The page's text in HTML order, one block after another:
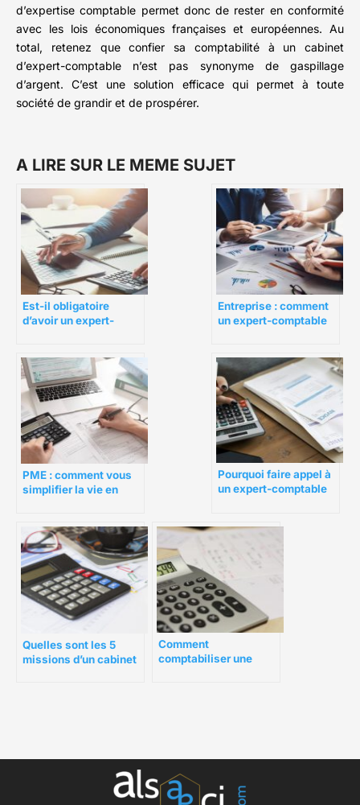
d’expertise comptable permet donc de rester en conformité
avec les lois économiques françaises et européennes. Au
total, retenez que confier sa comptabilité à un cabinet
d’expert-comptable n’est pas synonyme de gaspillage
d’argent. C’est une solution efficace qui permet à toute
société de grandir et de prospérer.
A LIRE SUR LE MEME SUJET
Est-il obligatoire
d’avoir un expert-
Entreprise : comment
un expert-comptable
PME : comment vous
simplifier la vie en
Pourquoi faire appel à
un expert-comptable
Quelles sont les 5
missions d’un cabinet
Comment
comptabiliser une